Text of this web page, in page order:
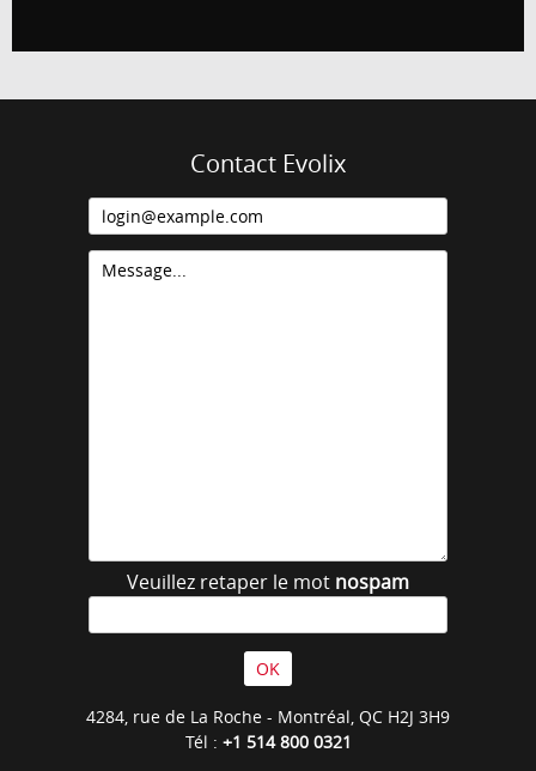
Contact Evolix
Veuillez retaper le mot nospam
4284, rue de La Roche - Montréal, QC H2J 3H9
Tél : +1 514 800 0321